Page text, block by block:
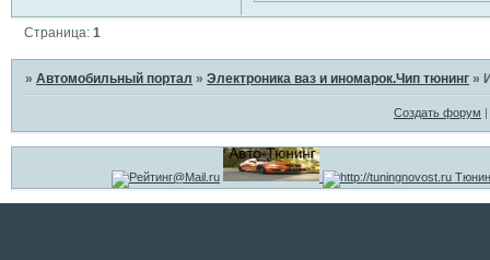
Страница:1
»Автомобильный портал »Электроника ваз и иномарок.Чип тюнинг »
Создать форум